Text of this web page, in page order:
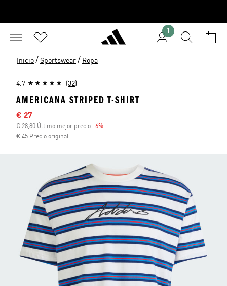
1
Inicio / Sportswear / Ropa
4.7 (32)
AMERICANA STRIPED T-SHIRT
Precio rebajado
€ 27
€ 28,80 Último mejor precio -6%
€ 45 Precio original